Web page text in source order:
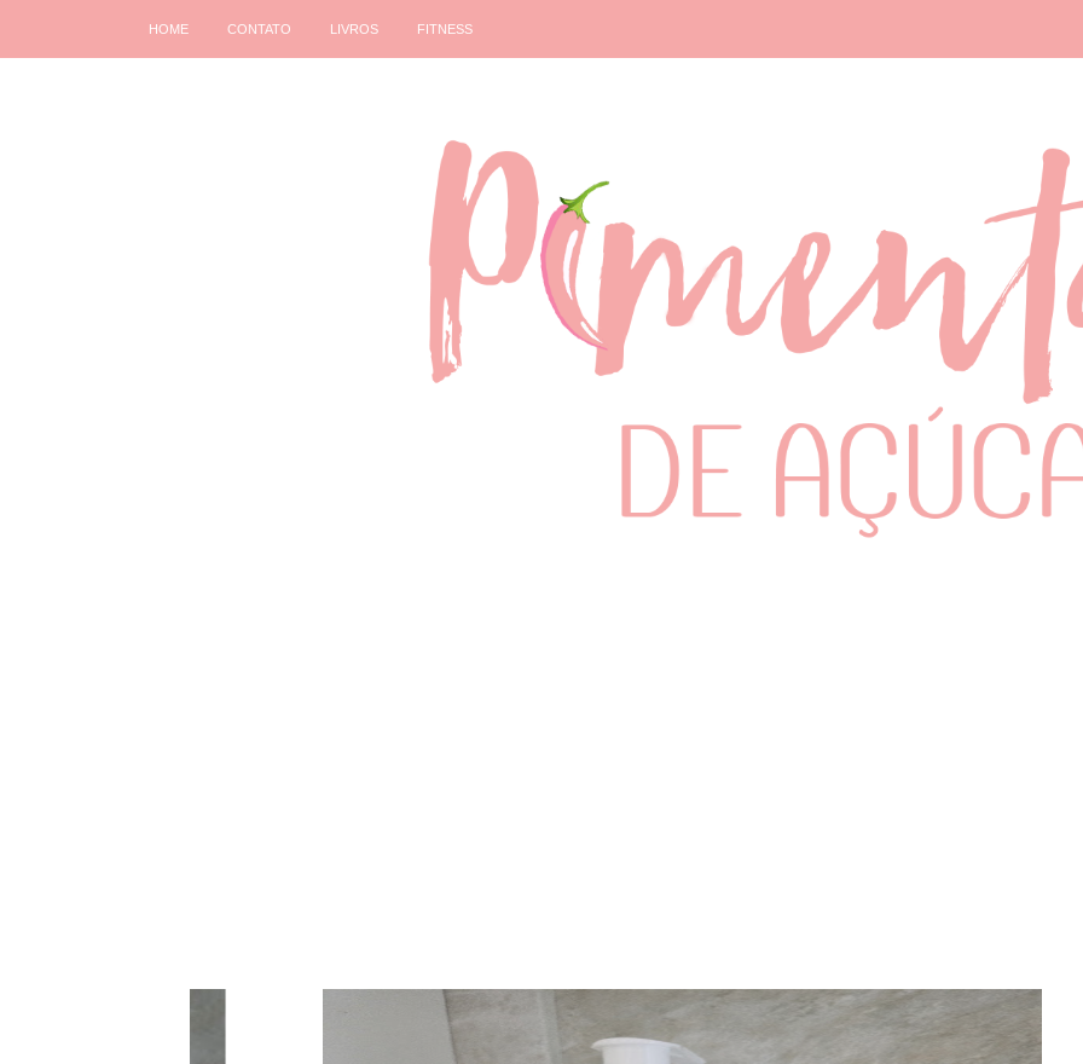
HOME CONTATO LIVROS FITNESS